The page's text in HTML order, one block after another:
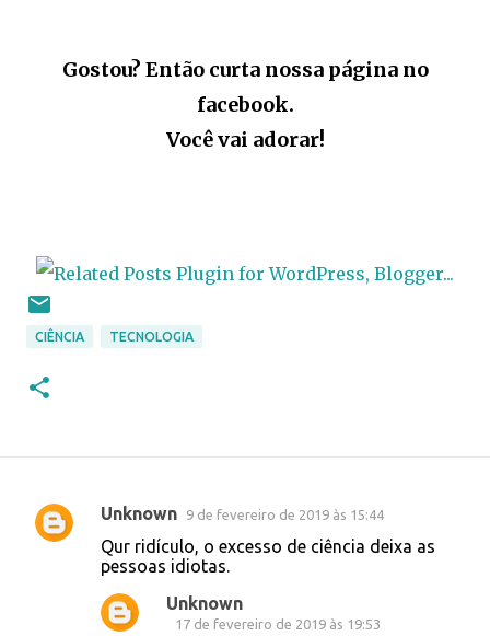
Gostou? Então curta nossa página no
facebook.
Você vai adorar!
CIÊNCIA TECNOLOGIA
C
Unknown 9 de fevereiro de 2019 às 15:44
Qur ridículo, o excesso de ciência deixa as
pessoas idiotas.
Unknown
17 de fevereiro de 2019 às 19:53